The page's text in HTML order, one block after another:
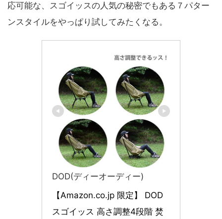
応可能な、スゴイッスの人気の秘密でもある７パター
ンスタイルをやっぱり試してみたくなる。
DOD(ディーオーディー)
【Amazon.co.jp 限定】 DOD
スゴイッス 高さ調整4段階 焚